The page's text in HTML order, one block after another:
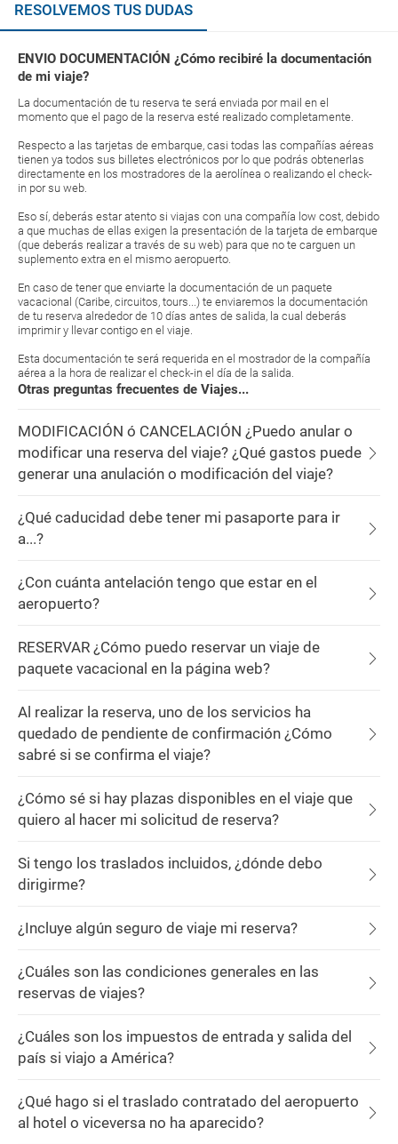
RESOLVEMOS TUS DUDAS
ENVIO DOCUMENTACIÓN ¿Cómo recibiré la documentación
de mi viaje?
La documentación de tu reserva te será enviada por mail en el
momento que el pago de la reserva esté realizado completamente.
Respecto a las tarjetas de embarque, casi todas las compañías aéreas
tienen ya todos sus billetes electrónicos por lo que podrás obtenerlas
directamente en los mostradores de la aerolínea o realizando el check-
in por su web.
Eso sí, deberás estar atento si viajas con una compañía low cost, debido
a que muchas de ellas exigen la presentación de la tarjeta de embarque
(que deberás realizar a través de su web) para que no te carguen un
suplemento extra en el mismo aeropuerto.
En caso de tener que enviarte la documentación de un paquete
vacacional (Caribe, circuitos, tours...) te enviaremos la documentación
de tu reserva alrededor de 10 días antes de salida, la cual deberás
imprimir y llevar contigo en el viaje.
Esta documentación te será requerida en el mostrador de la compañía
aérea a la hora de realizar el check-in el día de la salida.
Otras preguntas frecuentes de Viajes...
MODIFICACIÓN ó CANCELACIÓN ¿Puedo anular o
modificar una reserva del viaje? ¿Qué gastos puede
generar una anulación o modificación del viaje?
¿Qué caducidad debe tener mi pasaporte para ir
a...?
¿Con cuánta antelación tengo que estar en el
aeropuerto?
RESERVAR ¿Cómo puedo reservar un viaje de
paquete vacacional en la página web?
Al realizar la reserva, uno de los servicios ha
quedado de pendiente de confirmación ¿Cómo
sabré si se confirma el viaje?
¿Cómo sé si hay plazas disponibles en el viaje que
quiero al hacer mi solicitud de reserva?
Si tengo los traslados incluidos, ¿dónde debo
dirigirme?
¿Incluye algún seguro de viaje mi reserva?
¿Cuáles son las condiciones generales en las
reservas de viajes?
¿Cuáles son los impuestos de entrada y salida del
país si viajo a América?
¿Qué hago si el traslado contratado del aeropuerto
al hotel o viceversa no ha aparecido?